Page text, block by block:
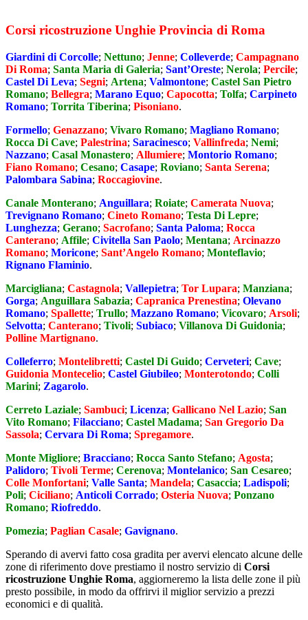
Corsi ricostruzione Unghie Provincia di Roma
Giardini di Corcolle; Nettuno; Jenne; Colleverde; Campagnano
Di Roma; Santa Maria di Galeria; Sant’Oreste; Nerola; Percile;
Castel Di Leva; Segni; Artena; Valmontone; Castel San Pietro
Romano; Bellegra; Marano Equo; Capocotta; Tolfa; Carpineto
Romano; Torrita Tiberina; Pisoniano.
Formello; Genazzano; Vivaro Romano; Magliano Romano;
Rocca Di Cave; Palestrina; Saracinesco; Vallinfreda; Nemi;
Nazzano; Casal Monastero; Allumiere; Montorio Romano;
Fiano Romano; Cesano; Casape; Roviano; Santa Serena;
Palombara Sabina; Roccagiovine.
Canale Monterano; Anguillara; Roiate; Camerata Nuova;
Trevignano Romano; Cineto Romano; Testa Di Lepre;
Lunghezza; Gerano; Sacrofano; Santa Paloma; Rocca
Canterano; Affile; Civitella San Paolo; Mentana; Arcinazzo
Romano; Moricone; Sant’Angelo Romano; Monteflavio;
Rignano Flaminio.
Marcigliana; Castagnola; Vallepietra; Tor Lupara; Manziana;
Gorga; Anguillara Sabazia; Capranica Prenestina; Olevano
Romano; Spallette; Trullo; Mazzano Romano; Vicovaro; Arsoli;
Selvotta; Canterano; Tivoli; Subiaco; Villanova Di Guidonia;
Polline Martignano.
Colleferro; Montelibretti; Castel Di Guido; Cerveteri; Cave;
Guidonia Montecelio; Castel Giubileo; Monterotondo; Colli
Marini; Zagarolo.
Cerreto Laziale; Sambuci; Licenza; Gallicano Nel Lazio; San
Vito Romano; Filacciano; Castel Madama; San Gregorio Da
Sassola; Cervara Di Roma; Spregamore.
Monte Migliore; Bracciano; Rocca Santo Stefano; Agosta;
Palidoro; Tivoli Terme; Cerenova; Montelanico; San Cesareo;
Colle Monfortani; Valle Santa; Mandela; Casaccia; Ladispoli;
Poli; Ciciliano; Anticoli Corrado; Osteria Nuova; Ponzano
Romano; Riofreddo.
Pomezia; Paglian Casale; Gavignano.
Sperando di avervi fatto cosa gradita per avervi elencato alcune delle
zone di riferimento dove prestiamo il nostro servizio di Corsi
ricostruzione Unghie Roma, aggiorneremo la lista delle zone il più
presto possibile, in modo da offrirvi il miglior servizio a prezzi
economici e di qualità.